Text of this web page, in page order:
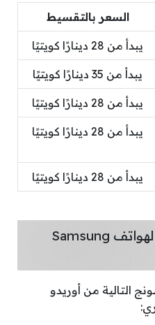
السعر بالتقسيط
يبدأ من 28 دينارًا كويتيًا
يبدأ من 35 دينارًا كويتيًا
يبدأ من 28 دينارًا كويتيًا
يبدأ من 28 دينارًا كويتيًا
يبدأ من 28 دينارًا كويتيًا
عروض أوريدو الكويت لهواتف Samsung
التالية من أوريدو